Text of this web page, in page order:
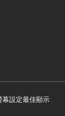
設定最佳顯示